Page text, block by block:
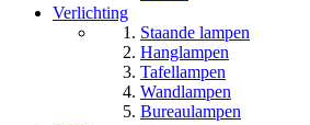
Verlichting
Staande lampen
Hanglampen
Tafellampen
Wandlampen
Bureaulampen